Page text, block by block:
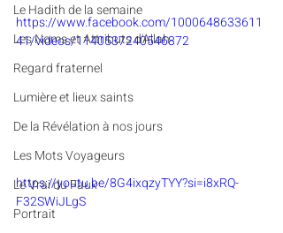
Le Hadith de la semaine
Les Noms et Attributs d'Allah
Regard fraternel
Lumière et lieux saints
De la Révélation à nos jours
Les Mots Voyageurs
Le Vrai du Faux
Portrait
https://www.facebook.com/1000648633611
41/videos/1140537240546872
https://youtu.be/8G4ixqzyTYY?si=i8xRQ-
F32SWiJLgS